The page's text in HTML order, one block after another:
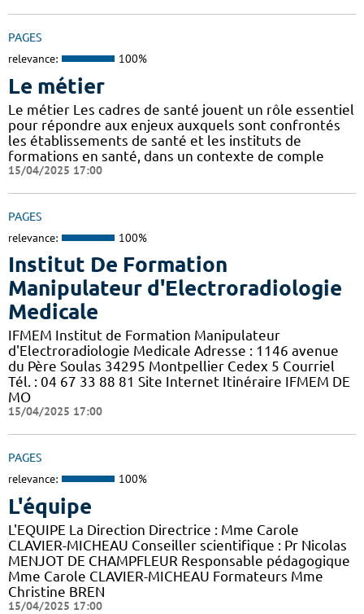
PAGES
relevance: 100%
Le métier
Le métier Les cadres de santé jouent un rôle essentiel
pour répondre aux enjeux auxquels sont confrontés
les établissements de santé et les instituts de
formations en santé, dans un contexte de comple
15/04/2025 17:00
PAGES
relevance: 100%
Institut De Formation
Manipulateur d'Electroradiologie
Medicale
IFMEM Institut de Formation Manipulateur
d'Electroradiologie Medicale Adresse : 1146 avenue
du Père Soulas 34295 Montpellier Cedex 5 Courriel
Tél. : 04 67 33 88 81 Site Internet Itinéraire IFMEM DE
MO
15/04/2025 17:00
PAGES
relevance: 100%
L'équipe
L'EQUIPE La Direction Directrice : Mme Carole
CLAVIER-MICHEAU Conseiller scientifique : Pr Nicolas
MENJOT DE CHAMPFLEUR Responsable pédagogique
Mme Carole CLAVIER-MICHEAU Formateurs Mme
Christine BREN
15/04/2025 17:00